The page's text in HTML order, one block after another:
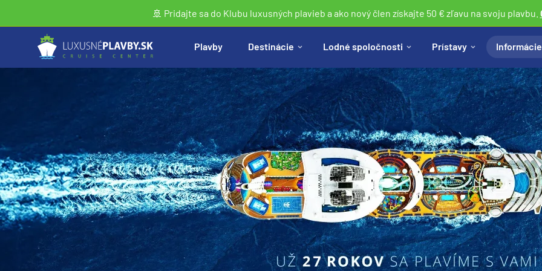
🚢 Pridajte sa do Klubu luxusných plavieb a ako nový člen získajte 50 € zľavu na svoju plavbu.
Plavby Destinácie Lodné spoločnosti Prístavy Informácie
Vyhľadať